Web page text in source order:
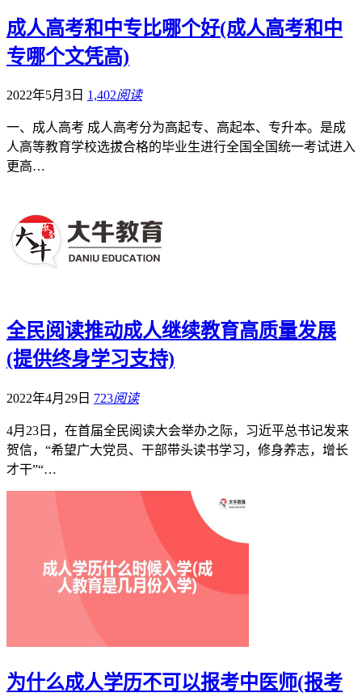
成人高考和中专比哪个好(成人高考和中
专哪个文凭高)
2022年5月3日 1,402阅读
一、成人高考 成人高考分为高起专、高起本、专升本。是成
人高等教育学校选拔合格的毕业生进行全国全国统一考试进入
更高…
全民阅读推动成人继续教育高质量发展
(提供终身学习支持)
2022年4月29日 723阅读
4月23日，在首届全民阅读大会举办之际，习近平总书记发来
贺信，“希望广大党员、干部带头读书学习，修身养志，增长
才干”“…
为什么成人学历不可以报考中医师(报考